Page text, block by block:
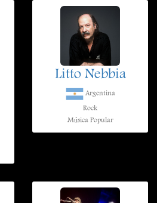
Litto Nebbia
Argentina
Rock
Música Popular